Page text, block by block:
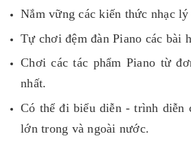
Nắm vững các kiến thức nhạc lý
Tự chơi đệm đàn Piano các bài
Chơi các tác phẩm Piano từ
nhất.
Có thể đi biểu diễn - trình diễn
lớn trong và ngoài nước.